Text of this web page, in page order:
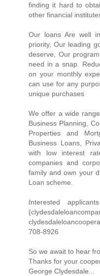
finding it hard to
other financial
Our loans Are well
priority, Our leading
deserve, Our
need in a snap.
on your monthly
can use for any
unique purchases
We offer a wide
Business Planning,
Properties and
Business Loans,
with low interest
companies and
family and own your
Loan scheme.
Interested
708-8926
So we await to hear
Thanks for your
George Clydesdale...